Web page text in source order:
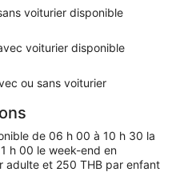
été agréablement
Valia Bangkok Sukhumvit 24
séjour, vous ne serez qu'à
Centre commercial
gratuit, un parking gratuit
vers les attractions
s ou plus (pour 1 à 2
sans service de
voiturier disponible
voiturier disponible
ou sans voiturier
de 06 h 00 à 10 h 30 la
h 00 le week-end en
adulte et 250 THB par enfant